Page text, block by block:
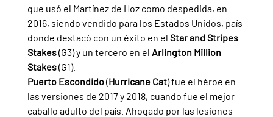
que usó el Martínez de Hoz como despedida, en
2016, siendo vendido para los Estados Unidos, país
donde destacó con un éxito en el Star and Stripes
Stakes (G3) y un tercero en el Arlington Million
Stakes (G1).
Puerto Escondido (Hurricane Cat) fue el héroe en
las versiones de 2017 y 2018, cuando fue el mejor
caballo adulto del país. Ahogado por las lesiones